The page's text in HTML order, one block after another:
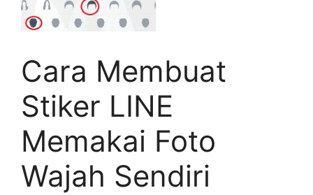
Cara Membuat
Stiker LINE
Memakai Foto
Wajah Sendiri